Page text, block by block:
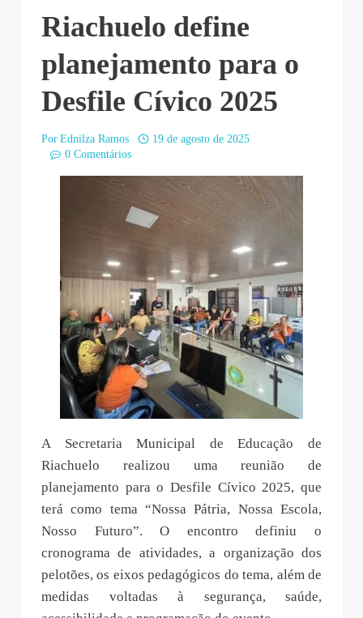
Riachuelo define
planejamento para o
Desfile Cívico 2025
Por Ednilza Ramos
19 de agosto de 2025
0 Comentários
A Secretaria Municipal de Educação de
Riachuelo realizou uma reunião de
planejamento para o Desfile Cívico 2025, que
terá como tema “Nossa Pátria, Nossa Escola,
Nosso Futuro”. O encontro definiu o
cronograma de atividades, a organização dos
pelotões, os eixos pedagógicos do tema, além de
medidas voltadas à segurança, saúde,